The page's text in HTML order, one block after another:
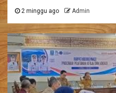
2 minggu ago Admin